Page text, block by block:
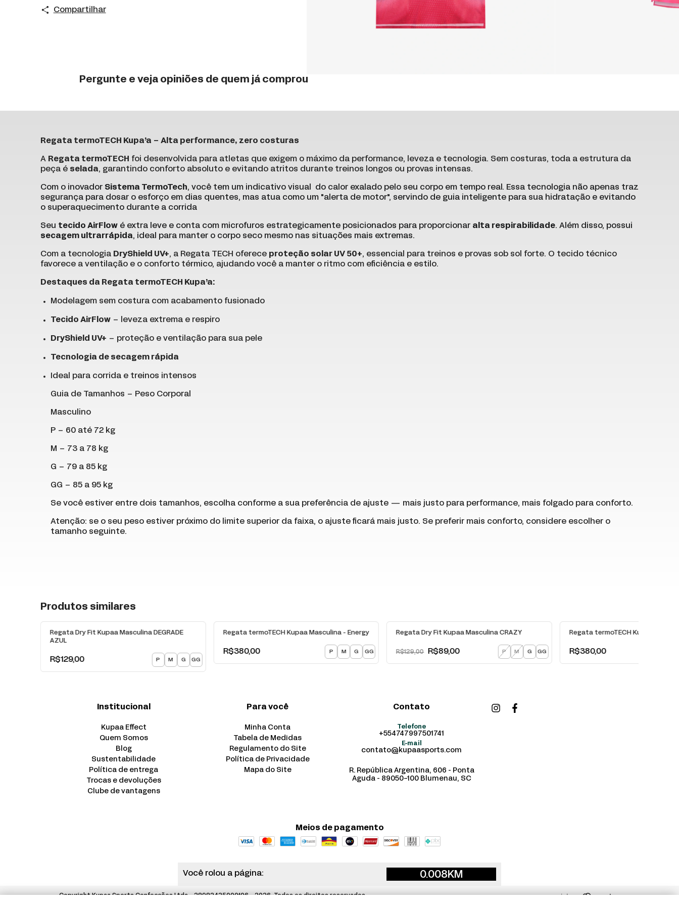
Compartilhar
Pergunte e veja opiniões de quem já comprou
Regata termoTECH Kupa’a – Alta performance, zero costuras
A Regata termoTECH foi desenvolvida para atletas que exigem o máximo da performance, leveza e tecnologia. Sem costuras, toda a estrutura da
peça é selada, garantindo conforto absoluto e evitando atritos durante treinos longos ou provas intensas.
Com o inovador Sistema TermoTech, você tem um indicativo visual do calor exalado pelo seu corpo em tempo real. Essa tecnologia não apenas traz
segurança para dosar o esforço em dias quentes, mas atua como um "alerta de motor", servindo de guia inteligente para sua hidratação e evitando
o superaquecimento durante a corrida
Seu tecido AirFlow é extra leve e conta com microfuros estrategicamente posicionados para proporcionar alta respirabilidade. Além disso, possui
secagem ultrarrápida, ideal para manter o corpo seco mesmo nas situações mais extremas.
Com a tecnologia DryShield UV+, a Regata TECH oferece proteção solar UV 50+, essencial para treinos e provas sob sol forte. O tecido técnico
favorece a ventilação e o conforto térmico, ajudando você a manter o ritmo com eficiência e estilo.
Destaques da Regata termoTECH Kupa’a:
Modelagem sem costura com acabamento fusionado
Tecido AirFlow – leveza extrema e respiro
DryShield UV+ – proteção e ventilação para sua pele
Tecnologia de secagem rápida
Ideal para corrida e treinos intensos
Guia de Tamanhos – Peso Corporal
Masculino
P – 60 até 72 kg
M – 73 a 78 kg
G – 79 a 85 kg
GG – 85 a 95 kg
Se você estiver entre dois tamanhos, escolha conforme a sua preferência de ajuste — mais justo para performance, mais folgado para conforto.
Atenção: se o seu peso estiver próximo do limite superior da faixa, o ajuste ficará mais justo. Se preferir mais conforto, considere escolher o
tamanho seguinte.
Produtos similares
Regata Dry Fit Kupaa Masculina DEGRADE
AZUL
R$129,00 P M G GG
Regata termoTECH Kupaa Masculina - Energy
R$380,00 P M G GG
Regata Dry Fit Kupaa Masculina CRAZY
R$129,00 R$89,00 P M G GG
Regata termoTECH Kupaa
R$380,00
Institucional
Kupaa Effect
Quem Somos
Blog
Sustentabilidade
Política de entrega
Trocas e devoluções
Clube de vantagens
Para você
Minha Conta
Tabela de Medidas
Regulamento do Site
Política de Privacidade
Mapa do Site
Contato
Telefone
+554747997501741
E-mail
contato@kupaasports.com
R. República Argentina, 606 - Ponta
Aguda - 89050-100 Blumenau, SC
Meios de pagamento
Você rolou a página: 0.008 KM
Copyright Kupaa Sports Confecções Ltda - 28982435000106 - 2026. Todos os direitos reservados.